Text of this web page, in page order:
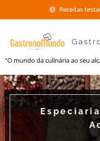
Receitas
"O mundo da culinária ao seu